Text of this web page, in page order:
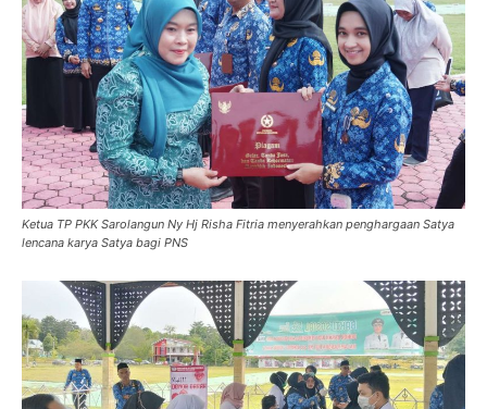
Ketua TP PKK Sarolangun Ny Hj Risha Fitria menyerahkan penghargaan Satya
lencana karya Satya bagi PNS